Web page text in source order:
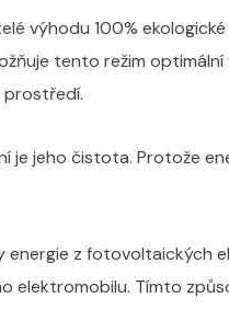
výhodu 100%
tento režim
prostředí.
je jeho čistota. Protože
z fotovoltaických
elektromobilu. Tímto